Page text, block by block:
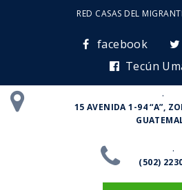
RED CASAS DEL
facebook
Tecún
.
15 AVENIDA 1-94 “A”,
.
(502)